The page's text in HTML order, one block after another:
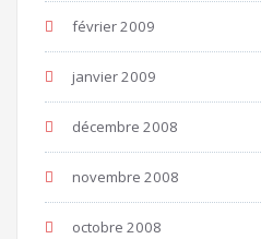
février 2009
janvier 2009
décembre 2008
novembre 2008
octobre 2008